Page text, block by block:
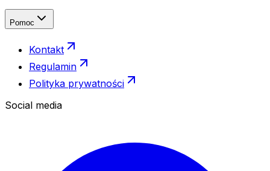
Pomoc
Kontakt
Regulamin
Polityka prywatności
Social media